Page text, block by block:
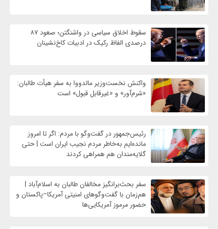
سقوط اخلاق سیاسی در واشنگتن؛ صعود ۸۷
درصدی الفاظ رکیک در ادبیات کاخ‌نشینان
واکنش نخست‌وزیر مالدووا به سفر هیأت طالبان:
«شرم‌آور» و «غیرقابل قبول» است
رئیس‌جمهور در گفت‌وگو با مردم: اگر تا امروز
مانده‌ایم به‌خاطر مردم نجیب ایران است | حتی
گلایه‌مندان هم همراهی کردند
سفر بحث‌برانگیز مخالفان طالبان به اسلام‌آباد |
هم‌زمان با گفت‌وگوهای امنیتی آمریکا–پاکستان و
حضور مرموز آمریکایی‌ها